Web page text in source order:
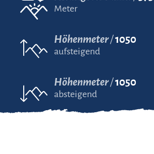
Meter
Höhenmeter 1050
aufsteigend
Höhenmeter 1050
absteigend